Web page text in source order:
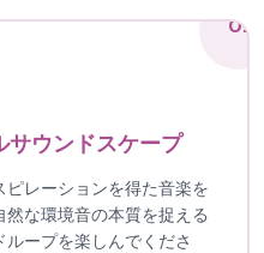
02
サウンドスケープ
レーションを得た音楽を
な環境音の本質を捉える
ープを楽しんでくださ